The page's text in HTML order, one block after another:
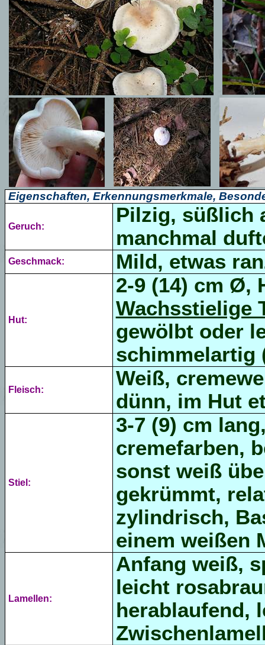
Eigenschaften, Erkennungsmerkmale,
Geruch:
Pilzig, süßlich
manchmal
Geschmack: Mild, etwas
Hut:
2-9 (14) cm Ø,
Wachsstielige
gewölbt oder
schimmelartig
Fleisch:
Weiß,
dünn, im Hut
Stiel:
3-7 (9) cm
cremefarben,
sonst weiß
gekrümmt,
zylindrisch,
einem weißen
Lamellen:
Anfang weiß,
leicht
herablaufend,